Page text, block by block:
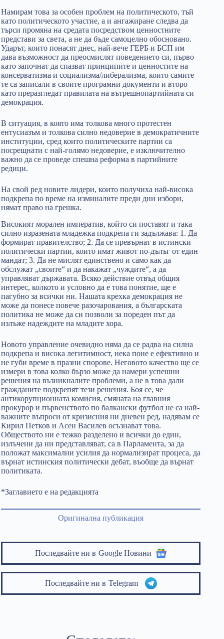
Намирам това за особен проблем на политическото, тъй
като политическото участие, а и ангажиране следва да
търси промяна на средата посредством ценностните
представи за света, а не да бъде самоцелно обосновано.
Ударът, които понасят днес, най-вече ГЕРБ и БСП им
дава възможност да преосмислят поведението си, първо
като започнат да спазват принципите и ценностите на
консерватизма и социализма/либерализма, които самите
те са записали в своите програмни документи и второ
като преразгледат правилата на вътрешнопартийната си
демокрация.
В ситуация, в която има толкова много протестен
ентусиазъм и толкова силно недоверие в демократичните
институции, сред които политическите партии са
посрещнати с най-голямо недоверие, е изключително
важно да се проведе спешна реформа в партийните
редици.
На свой ред новите лидери, които получиха най-висока
подкрепа по време на изминалите преди дни избори,
нямат право на грешка.
Високият морален императив, който си поставят и така
силно изразената младежка подкрепа ги задължава: 1. Да
формират правителство; 2. Да се превърнат в истински
политически партии, които имат живот по-дълъг от един
мандат; 3. Да не мислят единствено и само как да
обслужат „своите“ и да накажат „чуждите“, а да
управляват държавата. Всяко действие отвъд общия
интерес, колкото и условно да е това понятие, ще е
пагубно за всички ни. Нашата крехка демокрация не
може да понесе повече разочарования, а българската
политика не може да си позволи за пореден път да
излъже надеждите на младите хора.
Новото управление очевидно няма да се радва на силна
подкрепа и висока легитимност, нека поне е ефективно и
не губи време в празни спорове. Неговото качество ще се
измери в това колко бързо може да намери успешни
решения на възникналите проблеми, а не в това дали
гражданите подкрепят тези решения. Боя се, че
антикорупционната комисия, смяната на главния
прокурор и първенството по балкански футбол не са най-
важните въпроси от кризисния ни дневен ред, надявам се
Кирил Петков и Асен Василев осъзнават това.
Обществото ни е тежко разделено и всички до един,
излъчени да ни представляват, са в Парламента, за да
положат максимални усилия да нормализират процеса, да
върнат истинския политически дебат, въобще да върнат
политиката.
*Заглавието е на редакцията
Оригинална публикация
Последвайте ни в Google Новини
Последвайте ни в Telegram